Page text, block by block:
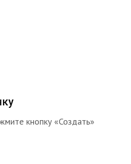
кнопку «Создать»